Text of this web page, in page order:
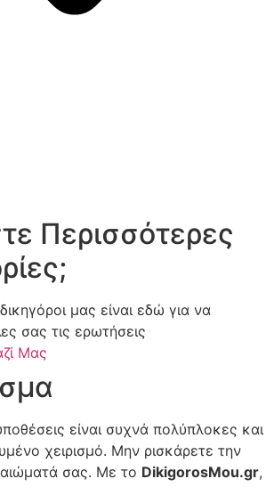
Περισσότερες
μας είναι εδώ για να
σας τις ερωτήσεις
Μας
είναι συχνά πολύπλοκες και
χειρισμό. Μην ρισκάρετε την
σας. Με το DikigorosMou.gr,